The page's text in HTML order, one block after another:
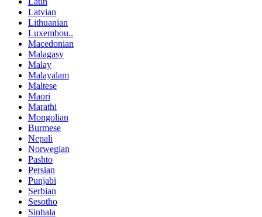
Latvian
Lithuanian
Luxembou..
Macedonian
Malagasy
Malay
Malayalam
Maltese
Maori
Marathi
Mongolian
Burmese
Nepali
Norwegian
Pashto
Persian
Punjabi
Serbian
Sesotho
Sinhala